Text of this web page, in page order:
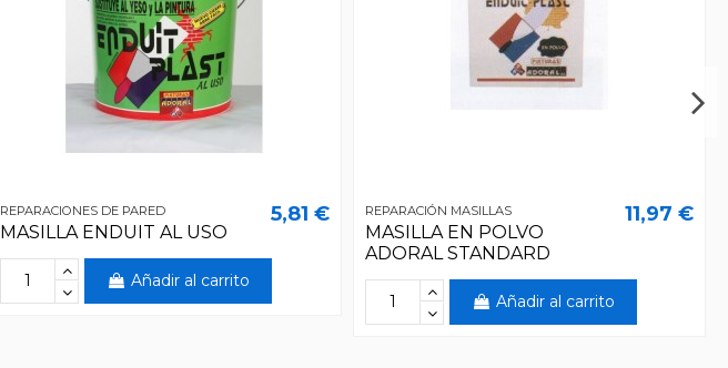
REPARACIONES DE PARED
MASILLA ENDUIT AL USO
5,81 €
Añadir al carrito
REPARACIÓN MASILLAS
MASILLA EN POLVO
ADORAL STANDARD
11,97 €
Añadir al carrito